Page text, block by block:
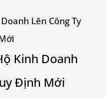
Kinh Doanh
Định Mới